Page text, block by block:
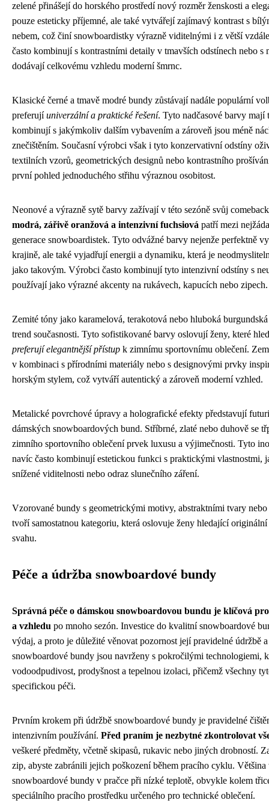
zelené přinášejí do horského prostředí nový rozměr ženskosti a
pouze esteticky příjemné, ale také vytvářejí zajímavý kontrast s
nebem, což činí snowboardistky výrazně viditelnými i z větší
často kombinují s kontrastními detaily v tmavších odstínech nebo
dodávají celkovému vzhledu moderní šmrnc.
Klasické černé a tmavě modré bundy zůstávají nadále populární
preferujíuniverzální a praktické řešení. Tyto nadčasové barvy mají
kombinují s jakýmkoliv dalším vybavením a zároveň jsou méně
znečištěním. Současní výrobci však i tyto konzervativní odstíny
textilních vzorů, geometrických designů nebo kontrastního
první pohled jednoduchého střihu výraznou osobitost.
Neonové a výrazně sytě barvy zažívají v této sezóně svůj
modrá, zářivě oranžová a intenzivní fuchsiová patří mezi
generace snowboardistek. Tyto odvážné barvy nejenže perfektně
krajině, ale také vyjadřují energii a dynamiku, která je
jako takovým. Výrobci často kombinují tyto intenzivní odstíny s
používají jako výrazné akcenty na rukávech, kapucích nebo zipech.
Zemité tóny jako karamelová, terakotová nebo hluboká
trend současnosti. Tyto sofistikované barvy oslovují ženy, které
preferují elegantnější přístup k zimnímu sportovnímu oblečení.
v kombinaci s přírodními materiály nebo s designovými prvky
horským stylem, což vytváří autentický a zároveň moderní vzhled.
Metalické povrchové úpravy a holografické efekty představují
dámských snowboardových bund. Stříbrné, zlaté nebo duhově se
zimního sportovního oblečení prvek luxusu a výjimečnosti. Tyto
navíc často kombinují estetickou funkci s praktickými vlastnostmi,
snížené viditelnosti nebo odraz slunečního záření.
Vzorované bundy s geometrickými motivy, abstraktními tvary
tvoří samostatnou kategoriu, která oslovuje ženy hledající
svahu.
Péče a údržba snowboardové bundy
Správná péče o dámskou snowboardovou bundu je klíčová
a vzhledu po mnoho sezón. Investice do kvalitní snowboardové
výdaj, a proto je důležité věnovat pozornost její pravidelné údržbě
snowboardové bundy jsou navrženy s pokročilými technologiemi,
vodoodpudivost, prodyšnost a tepelnou izolaci, přičemž všechny
specifickou péči.
Prvním krokem při údržbě snowboardové bundy je pravidelné
intenzivním používání. Před praním je nezbytné zkontrolovat
veškeré předměty, včetně skipasů, rukavic nebo jiných drobností.
zip, abyste zabránili jejich poškození během pracího cyklu.
snowboardové bundy v pračce při nízké teplotě, obvykle kolem
speciálního pracího prostředku určeného pro technické oblečení.